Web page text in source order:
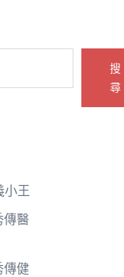
搜
尋
小王
傳醫
傳健